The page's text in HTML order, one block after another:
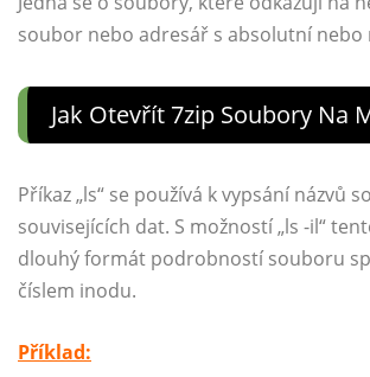
soubor nebo adresář s absolutní nebo
Jak Otevřít 7zip Soubory Na
Příkaz „ls“ se používá k vypsání názvů
souvisejících dat. S možností „ls -il“
dlouhý formát podrobností souboru
číslem inodu.
Příklad: